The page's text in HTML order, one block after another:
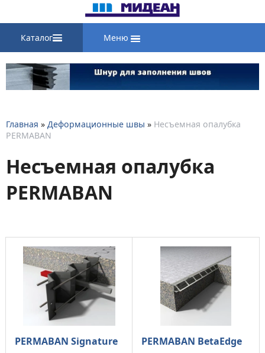
Каталог Меню
Главная » Деформационные швы » Несъемная опалубка
PERMABAN
Несъемная опалубка
PERMABAN
PERMABAN Signature PERMABAN BetaEdge